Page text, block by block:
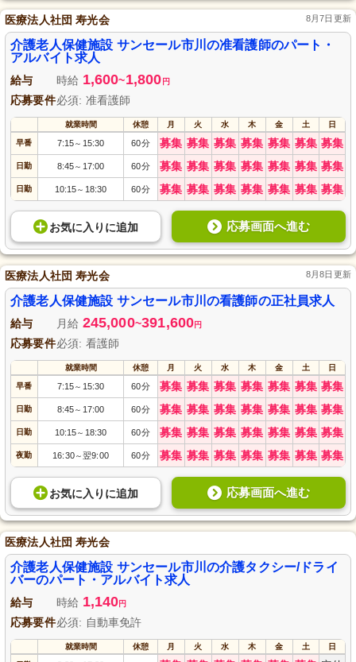
医療法人社団 寿光会 8月7日更新
介護老人保健施設 サンセール市川の准看護師のパート・
アルバイト求人
給与 時給 1,600~1,800 円
応募要件必須: 准看護師
就業時間 休憩 月 火 水 木 金 土 日
早番 7:15～ 15:30 60分 募集 募集 募集 募集 募集 募集 募集
日勤 8:45～ 17:00 60分 募集 募集 募集 募集 募集 募集 募集
日勤 10:15～ 18:30 60分 募集 募集 募集 募集 募集 募集 募集
お気に入り に追加 応募画面へ進む
医療法人社団 寿光会 8月8日更新
介護老人保健施設 サンセール市川の看護師の正社員求人
給与 月給 245,000~391,600円
応募要件必須: 看護師
就業時間 休憩 月 火 水 木 金 土 日
早番 7:15～ 15:30 60分 募集 募集 募集 募集 募集 募集 募集
日勤 8:45～ 17:00 60分 募集 募集 募集 募集 募集 募集 募集
日勤 10:15～ 18:30 60分 募集 募集 募集 募集 募集 募集 募集
夜勤 16:30～翌9:00 60分 募集 募集 募集 募集 募集 募集 募集
お気に入り に追加 応募画面へ進む
医療法人社団 寿光会
介護老人保健施設 サンセール市川の介護タクシー/ドライ
バーのパート・アルバイト求人
給与 時給 1,140円
応募要件必須: 自動車免許
就業時間 休憩 月 火 水 木 金 土 日